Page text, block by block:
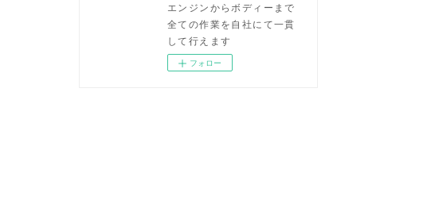
エンジンからボディーまで
全ての作業を自社にて一貫
して行えます
フォロー